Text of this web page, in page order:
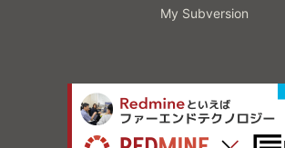
My Subversion